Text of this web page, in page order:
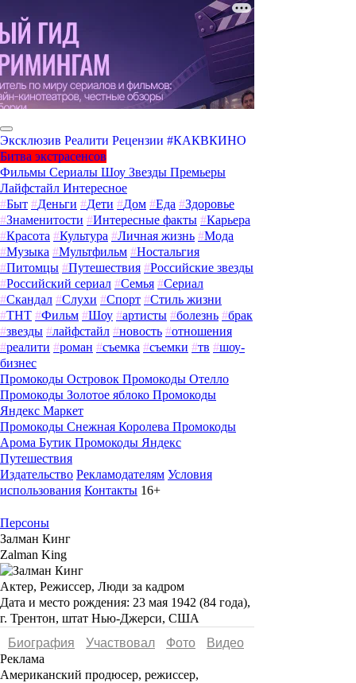
Эксклюзив Реалити Рецензии #КАКВКИНО
Битва экстрасенсов
Фильмы Сериалы Шоу Звезды Премьеры
Лайфстайл Интересное
#Быт #Деньги #Дети #Дом #Еда #Здоровье
#Знаменитости #Интересные факты #Карьера
#Красота #Культура #Личная жизнь #Мода
#Музыка #Мультфильм #Ностальгия
#Питомцы #Путешествия #Российские звезды
#Российский сериал #Семья #Сериал
#Скандал #Слухи #Спорт #Стиль жизни
#ТНТ #Фильм #Шоу #артисты #болезнь #брак
#звезды #лайфстайл #новость #отношения
#реалити #роман #съемка #съемки #тв #шоу-
бизнес
Промокоды Островок Промокоды Отелло
Промокоды Золотое яблоко Промокоды
Яндекс Маркет
Промокоды Снежная Королева Промокоды
Арома Бутик Промокоды Яндекс
Путешествия
Издательство Рекламодателям Условия
использования Контакты 16+
Персоны
Залман Кинг
Zalman King
Актер, Режиссер, Люди за кадром
Дата и место рождения: 23 мая 1942 (84 года),
г. Трентон, штат Нью-Джерси, США
Биография
Участвовал Фото
Видеo
Реклама
Американский продюсер, режиссер,